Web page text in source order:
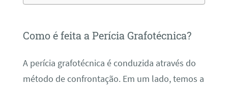
Como é feita a Perícia Grafotécnica?
A perícia grafotécnica é conduzida através do
método de confrontação. Em um lado, temos a